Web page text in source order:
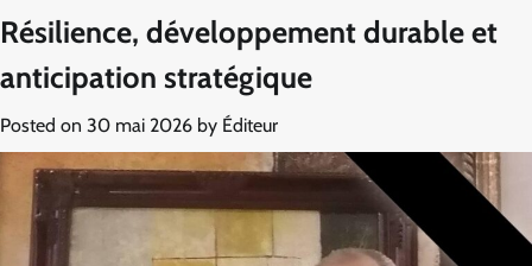
Résilience, développement durable et
anticipation stratégique
Posted on 30 mai 2026 by Éditeur